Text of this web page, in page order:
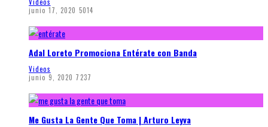
Videos
junio 17, 2020 5014
Adal Loreto Promociona Entérate con Banda
Videos
junio 9, 2020 7237
Me Gusta La Gente Que Toma | Arturo Leyva